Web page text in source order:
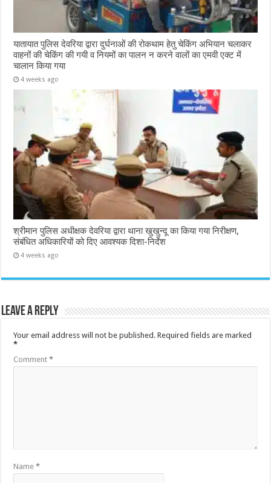
यातायात पुलिस देवरिया द्वारा दुर्घनाओं की रोकथाम हेतु चेकिंग अभियान चलाकर
वाहनों की चेकिंग की गयी व नियमों का पालन न करने वालों का एमवी एक्ट में
चालान किया गया
4 weeks ago
श्रीमान पुलिस अधीक्षक देवरिया द्वारा थाना खुखुन्दू का किया गया निरीक्षण,
संबंधित अधिकारियों को दिए आवश्यक दिशा-निर्देश
4 weeks ago
Leave a Reply
Your email address will not be published. Required fields are marked
*
Comment*
Name*